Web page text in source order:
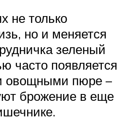
не только
но и меняется
зеленый
часто появляется
овощными пюре –
брожение в еще